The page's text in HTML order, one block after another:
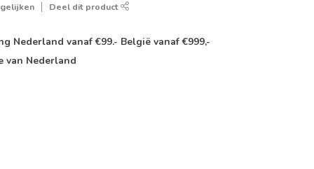
Deel dit product
Nederland vanaf €99.- België vanaf €999,-
van Nederland